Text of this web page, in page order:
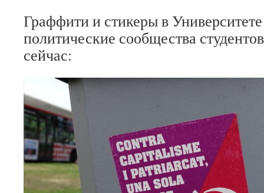
Граффити и стикеры в
политические сообщества
сейчас: